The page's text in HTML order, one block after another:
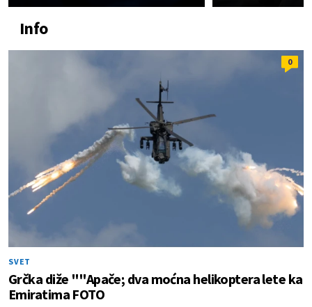
Info
0
SVET
Grčka diže ""Apače; dva moćna helikoptera lete ka
Emiratima FOTO